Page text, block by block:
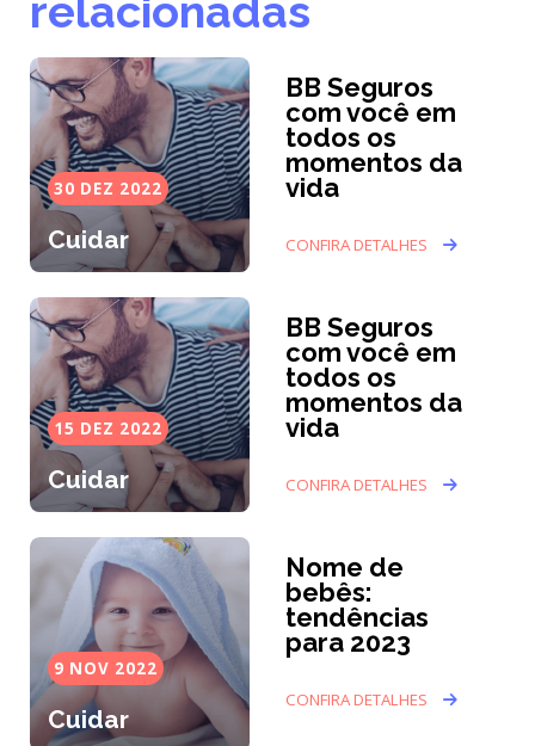
relacionadas
30 DEZ 2022
Cuidar
BB Seguros
com você em
todos os
momentos da
vida
CONFIRA DETALHES
15 DEZ 2022
Cuidar
BB Seguros
com você em
todos os
momentos da
vida
CONFIRA DETALHES
9 NOV 2022
Cuidar
Nome de
bebês:
tendências
para 2023
CONFIRA DETALHES